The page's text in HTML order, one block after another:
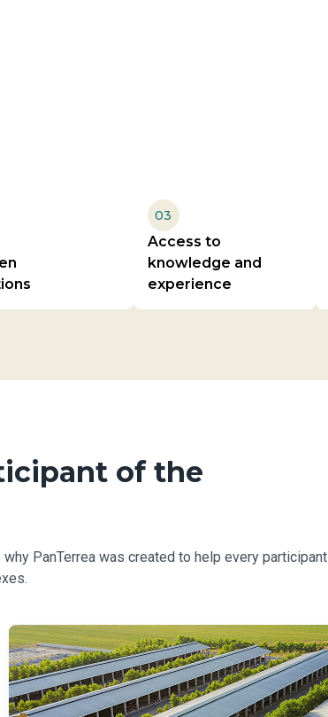
03
Access to
knowledge and
experience
of the
PanTerrea was created to help every participant